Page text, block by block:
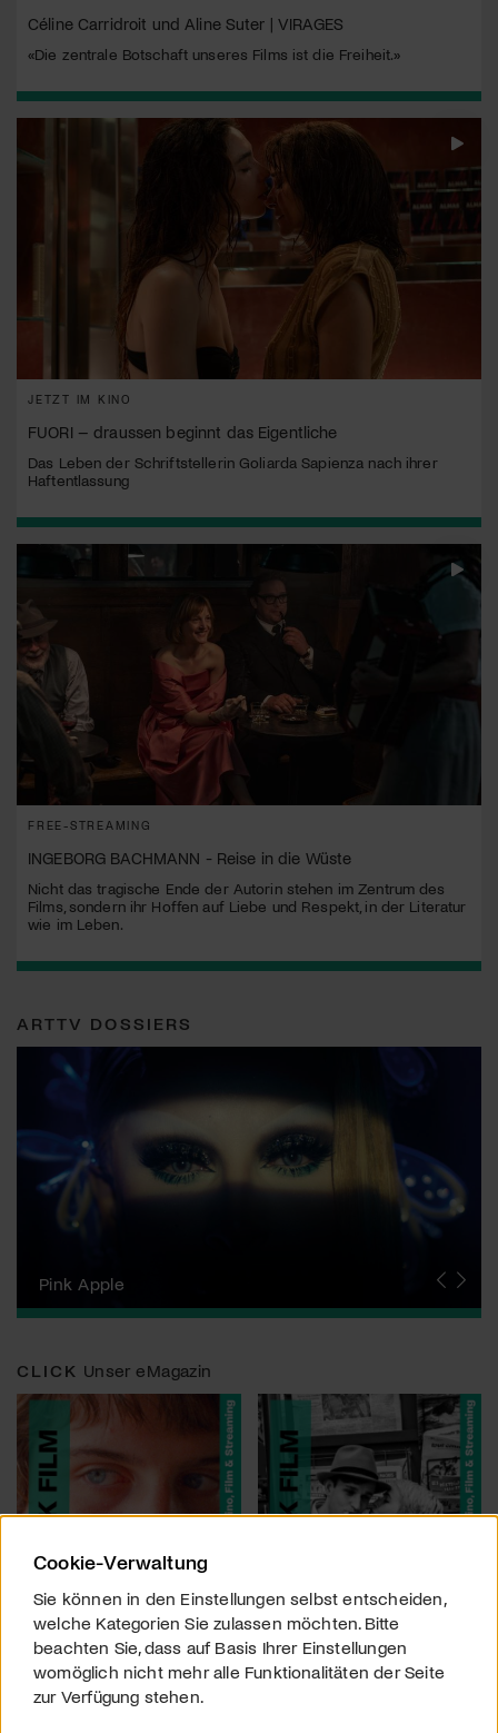
Céline Carridroit und Aline Suter | VIRAGES
«Die zentrale Botschaft unseres Films ist die Freiheit.»
JETZT IM KINO
FUORI – draussen beginnt das Eigentliche
Das Leben der Schriftstellerin Goliarda Sapienza nach ihrer
Haftentlassung
FREE-STREAMING
INGEBORG BACHMANN - Reise in die Wüste
Nicht das tragische Ende der Autorin stehen im Zentrum des
Films, sondern ihr Hoffen auf Liebe und Respekt, in der Literatur
wie im Leben.
ARTTV DOSSIERS
Zurich Film Festival
Pink Apple
Locarno Film Festival
Human Rights Film Festival Zurich
Yesh! Neues aus der jüdischen Filmwelt
Neuchâtel International Fantastic Film Festival
Visions du Réel
Berlinale
Solothurner Filmtage
Geneva International Film Festival
CLICK Unser eMagazin
Cookie-Verwaltung
Sie können in den Einstellungen selbst entscheiden,
welche Kategorien Sie zulassen möchten. Bitte
beachten Sie, dass auf Basis Ihrer Einstellungen
womöglich nicht mehr alle Funktionalitäten der Seite
zur Verfügung stehen.